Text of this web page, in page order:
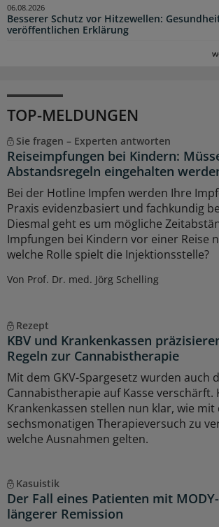
Besserer Schutz vor Hitzewellen:
veröffentlichen Erklärung
06.08.2026
TOP-MELDUNGEN
Sie fragen – Experten antworten
Reiseimpfungen bei Kindern:
Abstandsregeln eingehalten
Bei der Hotline Impfen werden Ihre
Praxis evidenzbasiert und fachkundig
Diesmal geht es um mögliche
Impfungen bei Kindern vor einer Reise
welche Rolle spielt die Injektionsstelle?
Von Prof. Dr. med. Jörg Schelling
Rezept
KBV und Krankenkassen
Regeln zur Cannabistherapie
Mit dem GKV-Spargesetz wurden auch
Cannabistherapie auf Kasse verschärft.
Krankenkassen stellen nun klar, wie mit
sechsmonatigen Therapieversuch zu
welche Ausnahmen gelten.
Kasuistik
Der Fall eines Patienten mit
längerer Remission